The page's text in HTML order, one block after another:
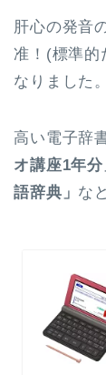
肝心の発音
准！(標準的
なりました。
高い電子辞
オ講座1年
語辞典」 な